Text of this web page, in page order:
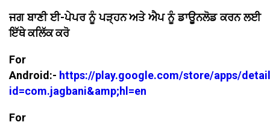
ਜਗ ਬਾਣੀ ਈ-ਪੇਪਰ ਨੂੰ ਪੜ੍ਹਨ ਅਤੇ ਐਪ ਨੂੰ ਡਾਊਨਲੋਡ ਕਰਨ ਲਈ
ਇੱਥੇ ਕਲਿੱਕ ਕਰੋ
For
Android:- https://play.google.com/store/apps/
id=com.jagbani&amp;hl=en
For